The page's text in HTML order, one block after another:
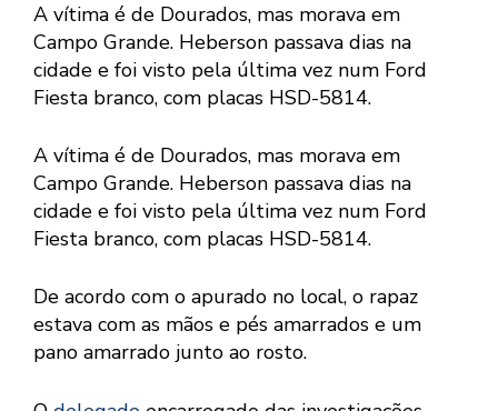
A vítima é de Dourados, mas morava em
Campo Grande. Heberson passava dias na
cidade e foi visto pela última vez num Ford
Fiesta branco, com placas HSD-5814.
A vítima é de Dourados, mas morava em
Campo Grande. Heberson passava dias na
cidade e foi visto pela última vez num Ford
Fiesta branco, com placas HSD-5814.
De acordo com o apurado no local, o rapaz
estava com as mãos e pés amarrados e um
pano amarrado junto ao rosto.